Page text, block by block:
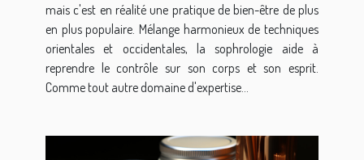
mais c'est en réalité une pratique de bien-être de plus
en plus populaire. Mélange harmonieux de techniques
orientales et occidentales, la sophrologie aide à
reprendre le contrôle sur son corps et son esprit.
Comme tout autre domaine d'expertise...